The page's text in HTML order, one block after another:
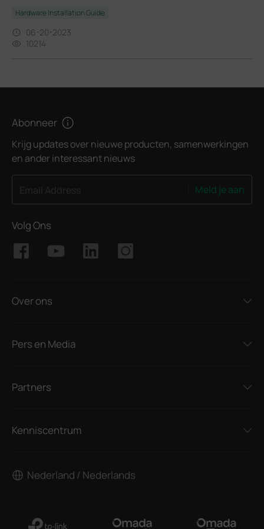
Hardware Installation Guide
06-20-2023
10214
Abonneer
Krijg updates over nieuwe producten, samenwerkingen
en ander interessant nieuws
Meld je aan
Volg Ons
Over ons
Pers en Media
Partners
Kenniscentrum
Nederland / Nederlands